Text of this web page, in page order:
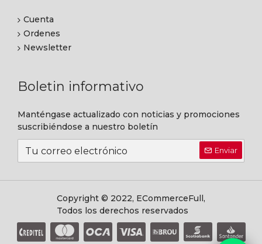
Cuenta
Ordenes
Newsletter
Boletin informativo
Manténgase actualizado con noticias y promociones
suscribiéndose a nuestro boletín
Enviar
Copyright © 2022, ECommerceFull,
Todos los derechos reservados